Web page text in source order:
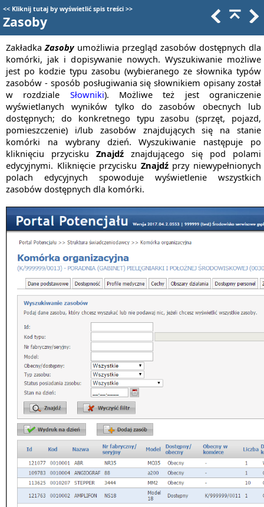
<< Kliknij tutaj by wyświetlić spis treści >>
Zasoby
ZakładkaZasobyumożliwia przegląd zasobów dostępnych dla
komórki, jak i dopisywanie nowych. Wyszukiwanie możliwe
jest po kodzie typu zasobu (wybieranego ze słownika typów
zasobów - sposób posługiwania się słownikiem opisany został
w rozdziale Słowniki). Możliwe też jest ograniczenie
wyświetlanych wyników tylko do zasobów obecnych lub
dostępnych; do konkretnego typu zasobu (sprzęt, pojazd,
pomieszczenie) i/lub zasobów znajdujących się na stanie
komórki na wybrany dzień. Wyszukiwanie następuje po
kliknięciu przycisku Znajdź znajdującego się pod polami
edycyjnymi. Kliknięcie przycisku Znajdźprzy niewypełnionych
polach edycyjnych spowoduje wyświetlenie wszystkich
zasobów dostępnych dla komórki.